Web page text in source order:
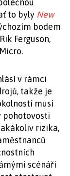
to byly New
bodem
Ferguson,
v rámci
takže je
musí
pohotovosti
rizika,
scénáři